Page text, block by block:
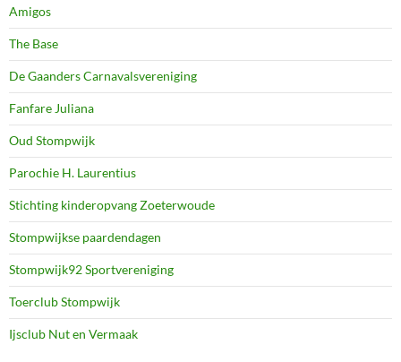
Amigos
The Base
De Gaanders Carnavalsvereniging
Fanfare Juliana
Oud Stompwijk
Parochie H. Laurentius
Stichting kinderopvang Zoeterwoude
Stompwijkse paardendagen
Stompwijk92 Sportvereniging
Toerclub Stompwijk
Ijsclub Nut en Vermaak